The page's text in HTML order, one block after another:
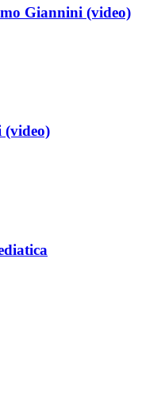
Giannini (video)
(video)